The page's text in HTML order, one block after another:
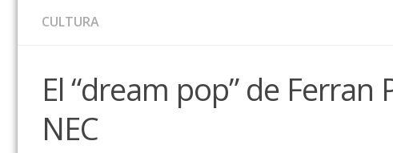
CULTURA
El “dream pop” de
NEC